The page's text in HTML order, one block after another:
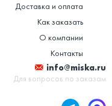
Доставка и оплата
Как заказать
О компании
Контакты
info@miska.ru
Для вопросов по заказам